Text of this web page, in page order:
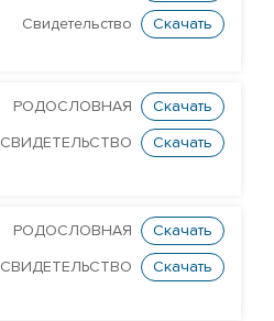
Свидетельство Скачать
РОДОСЛОВНАЯ Скачать
СВИДЕТЕЛЬСТВО Скачать
РОДОСЛОВНАЯ Скачать
СВИДЕТЕЛЬСТВО Скачать